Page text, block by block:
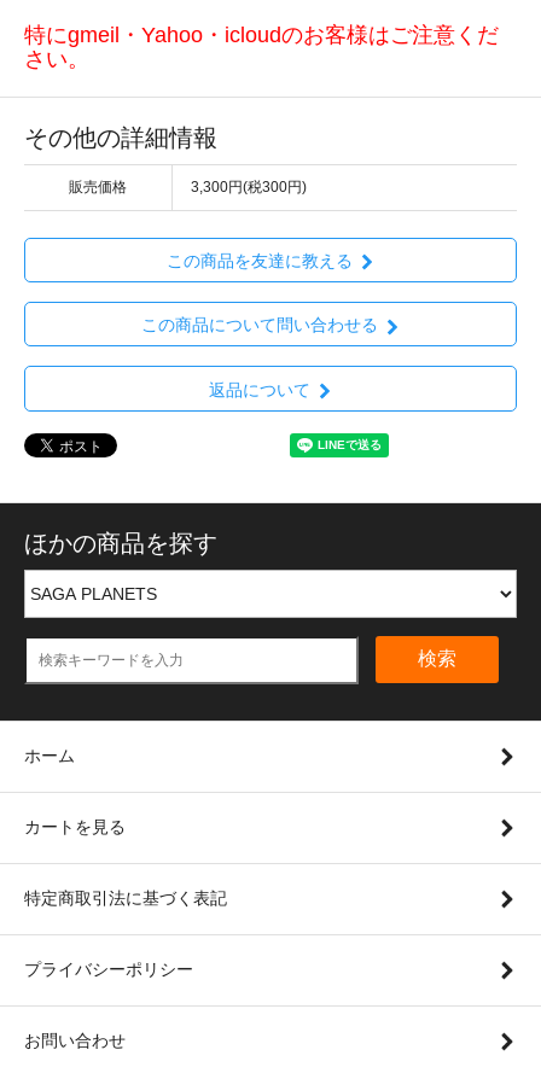
特にgmeil・Yahoo・icloudのお客様はご注意くだ
さい。
その他の詳細情報
販売価格 3,300円(税300円)
この商品を友達に教える
この商品について問い合わせる
返品について
ほかの商品を探す
検索
ホーム
カートを見る
特定商取引法に基づく表記
プライバシーポリシー
お問い合わせ